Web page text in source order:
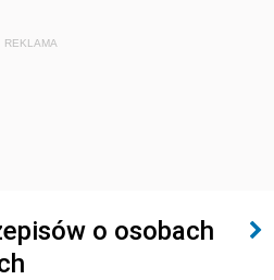
REKLAMA
o osobach